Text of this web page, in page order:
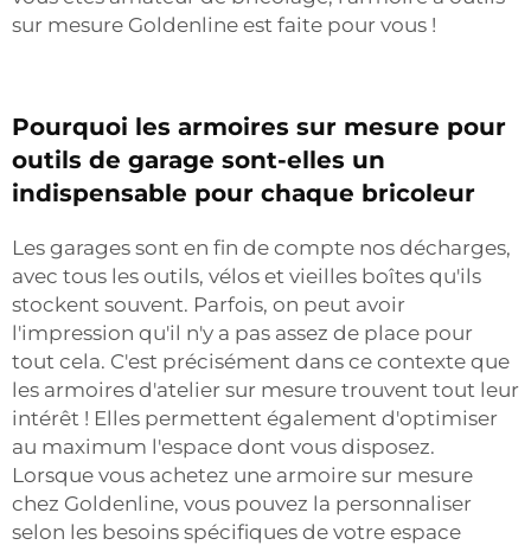
sur mesure Goldenline est faite pour vous !
Pourquoi les armoires sur mesure pour
outils de garage sont-elles un
indispensable pour chaque bricoleur
Les garages sont en fin de compte nos décharges,
avec tous les outils, vélos et vieilles boîtes qu'ils
stockent souvent. Parfois, on peut avoir
l'impression qu'il n'y a pas assez de place pour
tout cela. C'est précisément dans ce contexte que
les armoires d'atelier sur mesure trouvent tout leur
intérêt ! Elles permettent également d'optimiser
au maximum l'espace dont vous disposez.
Lorsque vous achetez une armoire sur mesure
chez Goldenline, vous pouvez la personnaliser
selon les besoins spécifiques de votre espace